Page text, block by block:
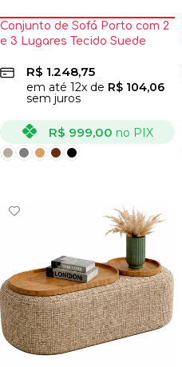
Conjunto de Sofá Porto com 2
e 3 Lugares Tecido Suede
R$ 1.248,75
em até 12x de R$ 104,06
sem juros
R$ 999,00 no PIX